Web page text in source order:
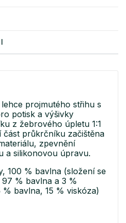
projmutého střihu s
potisk a výšivky
z žebrového úpletu 1:1
část průkrčníku začištěna
zpevnění
a silikonovou úpravu.
100 % bavlna (složení se
% bavlna a 3 %
bavlna, 15 % viskóza)